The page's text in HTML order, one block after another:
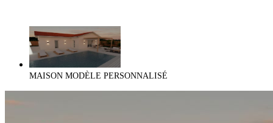
MAISON MODÈLE PERSONNALISÉ